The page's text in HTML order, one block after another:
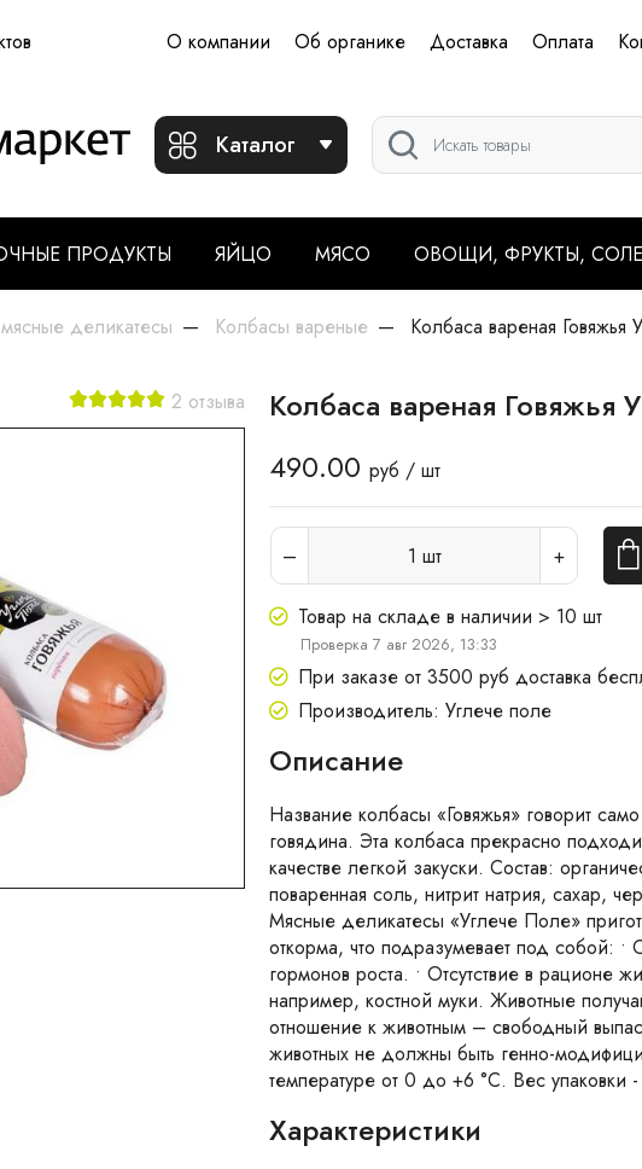
О компании Об органике Доставка Оплата
Каталог
ПРОДУКТЫ ЯЙЦО МЯСО ОВОЩИ, ФРУКТЫ,
деликатесы Колбасы вареные Колбаса вареная
2 отзыва
Колбаса вареная
490.00 руб / шт
1 шт
Товар на складе в наличии > 10 шт
Проверка 7 авг 2026, 13:33
При заказе от 3500 руб доставка
Производитель: Углече поле
Описание
Название колбасы «Говяжья» говорит
говядина. Эта колбаса прекрасно
качестве легкой закуски. Состав:
поваренная соль, нитрит натрия, сахар,
Мясные деликатесы «Углече Поле»
откорма, что подразумевает под собой: •
гормонов роста. • Отсутствие в рационе
например, костной муки. Животные
отношение к животным – свободный
животных не должны быть генно-
температуре от 0 до +6 °С. Вес
Характеристики